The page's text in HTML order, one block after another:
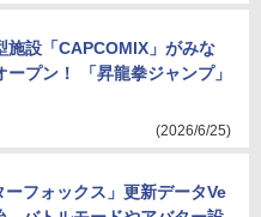
施設「CAPCOMIX」がみな
ープン！ 「昇龍拳ジャンプ」
(2026/6/25)
フォックス」更新データVe